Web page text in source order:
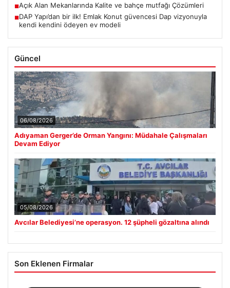
■Açık Alan Mekanlarında Kalite ve bahçe mutfağı Çözümleri
■DAP Yapı’dan bir ilk! Emlak Konut güvencesi Dap vizyonuyla
kendi kendini ödeyen ev modeli
Güncel
06/08/2026
Adıyaman Gerger’de Orman Yangını: Müdahale Çalışmaları
Devam Ediyor
05/08/2026
Avcılar Belediyesi’ne operasyon. 12 şüpheli gözaltına alındı
Son Eklenen Firmalar